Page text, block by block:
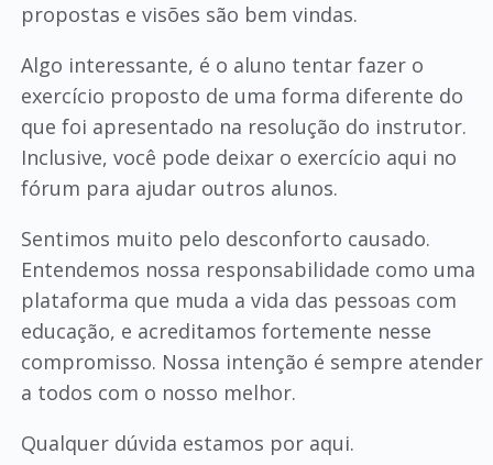
propostas e visões são bem vindas.
Algo interessante, é o aluno tentar fazer o
exercício proposto de uma forma diferente do
que foi apresentado na resolução do instrutor.
Inclusive, você pode deixar o exercício aqui no
fórum para ajudar outros alunos.
Sentimos muito pelo desconforto causado.
Entendemos nossa responsabilidade como uma
plataforma que muda a vida das pessoas com
educação, e acreditamos fortemente nesse
compromisso. Nossa intenção é sempre atender
a todos com o nosso melhor.
Qualquer dúvida estamos por aqui.